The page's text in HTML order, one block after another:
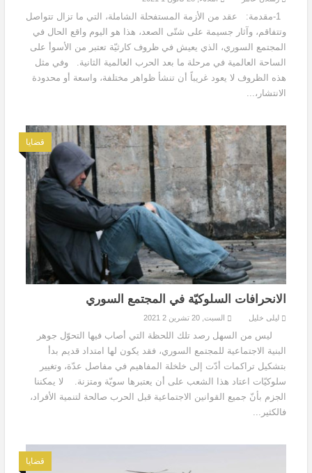
1-مقدمة: عقد من الأزمة المستفحلة الشاملة، التي ما تزال تتواصل
وتتفاقم، وآثار جسيمة على شتّى الصعد، هذا هو اليوم واقع الحال في
المجتمع السوري، الذي يعيش في ظروف كارثيّة تعتبر من الأسوأ على
الساحة العالمية في مرحلة ما بعد الحرب العالمية الثانية. وفي مثل
هذه الظروف لا يعود غريباً أن تنشأ ظواهر مختلفة، واسعة أو محدودة
الانتشار،...
قضايا
الانحرافات السلوكيّة في المجتمع السوري
ليلى خليل السبت, 20 تشرين 2 2021
ليس من السهل رصد تلك اللحظة التي أصاب فيها التحوّل جوهر
البنية الاجتماعية للمجتمع السوري، فقد يكون لها امتداد قديم بدأ
بتشكيل تراكمات أدّت إلى خلخلة المفاهيم في مفاصل عدّة، وتغيير
سلوكيّات اعتاد هذا الشعب على أن يعتبرها سويّة ومتزنة. لا يمكننا
الجزم بأنّ جميع القوانين الاجتماعية قبل الحرب صالحة لتنمية الأفراد،
فالكثير...
قضايا